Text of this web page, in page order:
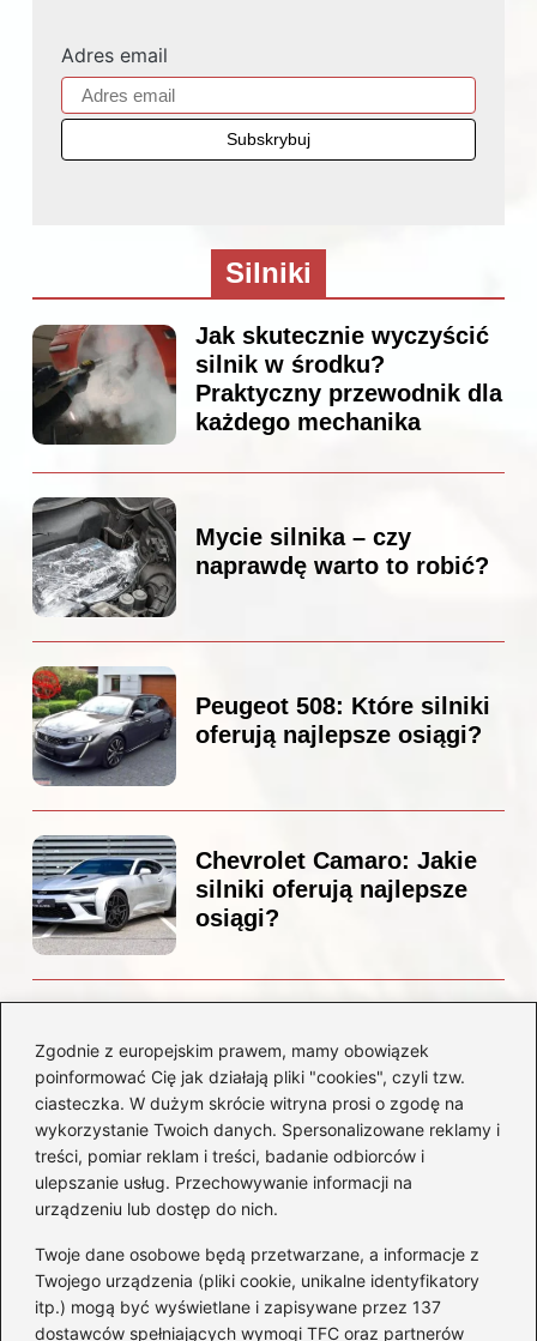
Zgodnie z europejskim prawem, mamy obowiązek
poinformować Cię jak działają pliki "cookies", czyli tzw.
ciasteczka. W dużym skrócie witryna prosi o zgodę na
wykorzystanie Twoich danych. Spersonalizowane reklamy i
treści, pomiar reklam i treści, badanie odbiorców i
ulepszanie usług. Przechowywanie informacji na
urządzeniu lub dostęp do nich.
Twoje dane osobowe będą przetwarzane, a informacje z
Twojego urządzenia (pliki cookie, unikalne identyfikatory
itp.) mogą być wyświetlane i zapisywane przez 137
dostawców spełniających wymogi TFC oraz partnerów
Adres email
Silniki
Jak skutecznie wyczyścić
silnik w środku?
Praktyczny przewodnik dla
każdego mechanika
Mycie silnika – czy
naprawdę warto to robić?
Peugeot 508: Które silniki
oferują najlepsze osiągi?
Chevrolet Camaro: Jakie
silniki oferują najlepsze
osiągi?
Odkryj przyczyny i
rozwiązania dla Twojego
silnika
Kategorie
Akumulatory (85)
Benzyna i Diesel (80)
Motocykle(50)